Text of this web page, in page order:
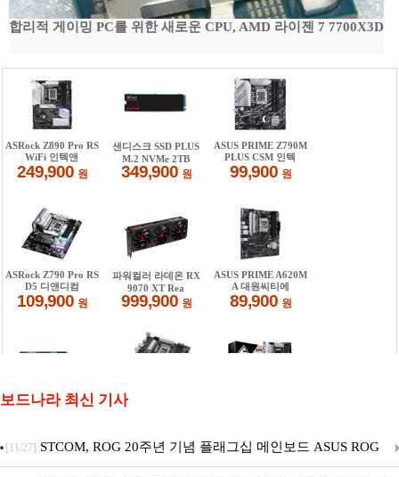
합리적 게이밍 PC를 위한 새로운 CPU, AMD 라이젠 7 7700X3D
보드나라 최신 기사
[11/27] STCOM, ROG 20주년 기념 플래그십 메인보드 ASUS ROG